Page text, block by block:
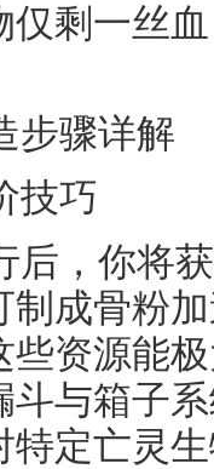
仅剩一丝
步骤详解
技巧
后，你将
制成骨粉
些资源能
斗与箱子
特定亡灵